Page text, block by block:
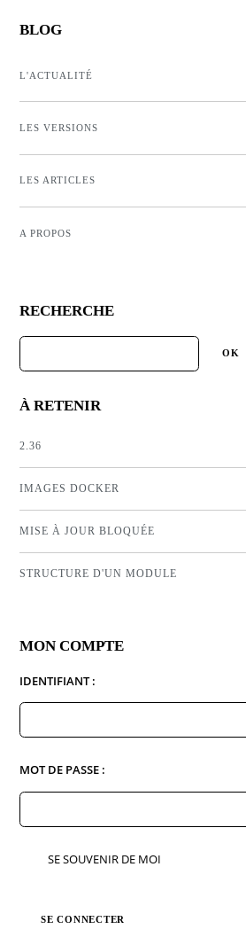
BLOG
L'ACTUALITÉ
LES VERSIONS
LES ARTICLES
A PROPOS
RECHERCHE
À RETENIR
2.36
IMAGES DOCKER
MISE À JOUR BLOQUÉE
STRUCTURE D'UN MODULE
MON COMPTE
IDENTIFIANT :
MOT DE PASSE :
SE SOUVENIR DE MOI